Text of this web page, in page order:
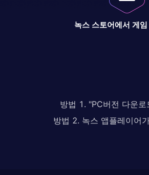
녹스 스토어에서 게
방법 1. "PC버전 다운
방법 2. 녹스 앱플레이어